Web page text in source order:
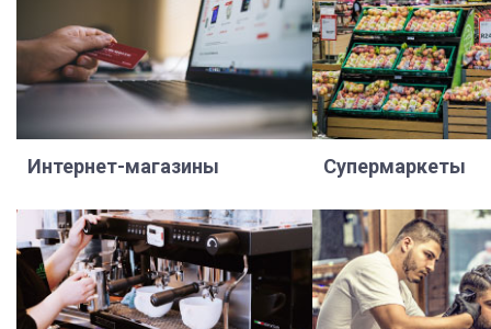
Интернет-магазины Супермаркеты